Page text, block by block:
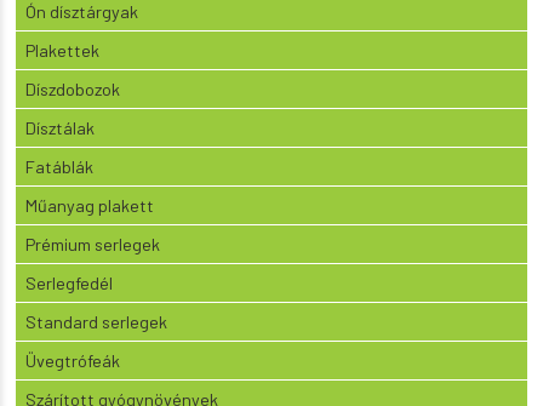
Ón dísztárgyak
Plakettek
Díszdobozok
Dísztálak
Fatáblák
Műanyag plakett
Prémium serlegek
Serlegfedél
Standard serlegek
Üvegtrófeák
Szárított gyógynövények